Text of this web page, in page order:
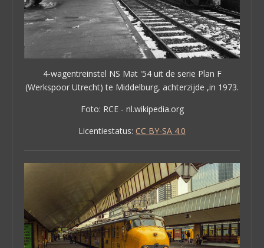
4-wagentreinstel NS Mat '54 uit de serie Plan F
(Werkspoor Utrecht) te Middelburg, achterzijde ,in 1973.
Foto: RCE - nl.wikipedia.org
Licentiestatus: CC BY-SA 4.0